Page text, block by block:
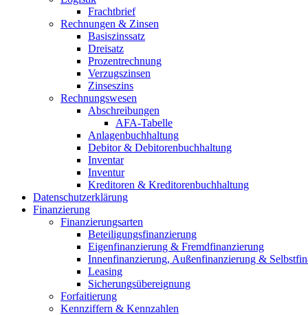
Frachtbrief
Rechnungen & Zinsen
Basiszinssatz
Dreisatz
Prozentrechnung
Verzugszinsen
Zinseszins
Rechnungswesen
Abschreibungen
AFA-Tabelle
Anlagenbuchhaltung
Debitor & Debitorenbuchhaltung
Inventar
Inventur
Kreditoren & Kreditorenbuchhaltung
Datenschutzerklärung
Finanzierung
Finanzierungsarten
Beteiligungsfinanzierung
Eigenfinanzierung & Fremdfinanzierung
Innenfinanzierung, Außenfinanzierung &
Leasing
Sicherungsübereignung
Forfaitierung
Kennziffern & Kennzahlen